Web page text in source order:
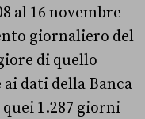
al 16 novembre
giornaliero del
di quello
dati della Banca
1.287 giorni